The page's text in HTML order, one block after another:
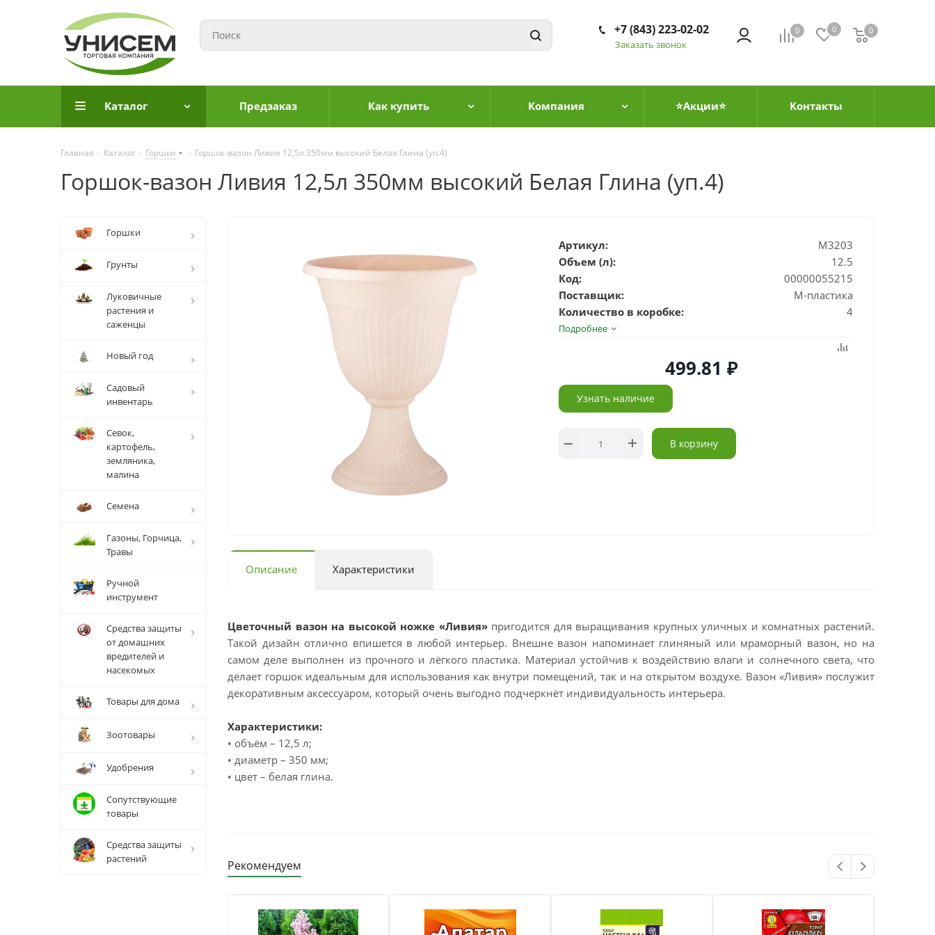
0 0 0
0
+7 (843) 223-02-02
Заказать звонок
Каталог Предзаказ Как купить Компания ⭐Акции⭐ Контакты
Главная - Каталог - Горшки - Горшок-вазон Ливия 12,5л 350мм высокий Белая Глина (уп.4)
Горшок-вазон Ливия 12,5л 350мм высокий Белая Глина (уп.4)
Артикул:
М3203
Объем (л):
12.5
Код:
00000055215
Поставщик:
М-пластика
Количество в коробке:
4
Подробнее
499.81
Узнать наличие
В корзину
Описание Характеристики
Цветочный вазон на высокой ножке «Ливия»пригодится для выращивания крупных уличных и комнатных растений.
Такой дизайн отлично впишется в любой интерьер. Внешне вазон напоминает глиняный или мраморный вазон, но на
самом деле выполнен из прочного и лёгкого пластика. Материал устойчив к воздействию влаги и солнечного света, что
делает горшок идеальным для использования как внутри помещений, так и на открытом воздухе. Вазон «Ливия» послужит
декоративным аксессуаром, который очень выгодно подчеркнёт индивидуальность интерьера.
Характеристики:
• объём – 12,5 л;
• диаметр – 350 мм;
• цвет – белая глина.
Рекомендуем
Горшки
Грунты
Луковичные
растения и
саженцы
Новый год
Садовый
инвентарь
Севок,
картофель,
земляника,
малина
Семена
Газоны, Горчица,
Травы
Ручной
инструмент
Средства защиты
от домашних
вредителей и
насекомых
Товары для дома
Зоотовары
Удобрения
Сопутствующие
товары
Средства защиты
растений